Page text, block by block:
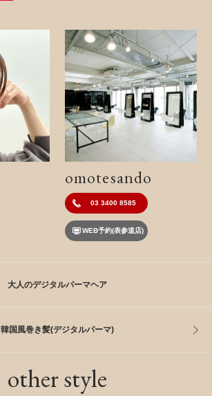
omotesando
03 3400 8585
WEB予約(表参道店)
大人のデジタルパーマヘア
韓国風巻き髪(デジタルパーマ)
other style